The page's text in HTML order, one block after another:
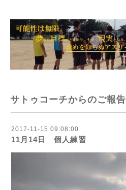
サトゥコーチからのご報告
2017-11-15 09:08:00
11月14日 個人練習